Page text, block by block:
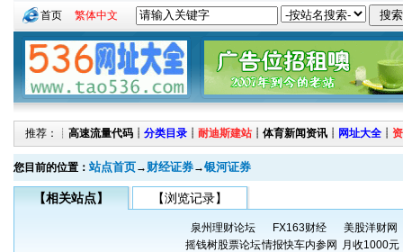
首页 繁体中文
推荐：┊ 高速流量代码 ┊ 分类目录 ┊ 耐迪斯建站 ┊ 体育新闻资讯 ┊ 网址大全 ┊
您目前的位置： 站点首页→ 财经证券→银河证券
【相关站点】 【浏览记录】
泉州理财论坛 FX163财经
美股洋财网
摇钱树股票论坛情报快车内参网
月收1000元